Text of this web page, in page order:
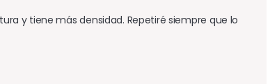
y tiene más densidad. Repetiré siempre que lo